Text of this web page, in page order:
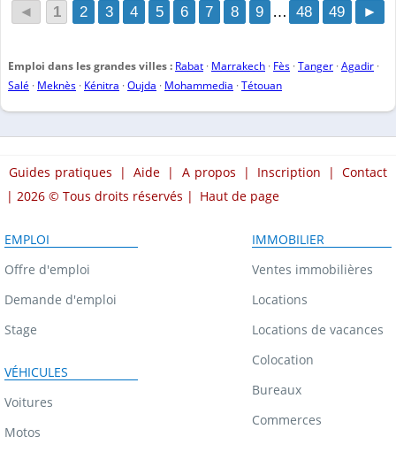
◄ 1 2 3 4 5 6 7 8 9 … 48 49 ►
Emploi dans les grandes villes : Rabat · Marrakech · Fès ·Tanger ·Agadir ·
Salé · Meknès · Kénitra ·Oujda · Mohammedia ·Tétouan
Guides pratiques | Aide | A propos | Inscription | Contact
| 2026 © Tous droits réservés | Haut de page
EMPLOI
Offre d'emploi
Demande d'emploi
Stage
VÉHICULES
Voitures
Motos
IMMOBILIER
Ventes immobilières
Locations
Locations de vacances
Colocation
Bureaux
Commerces